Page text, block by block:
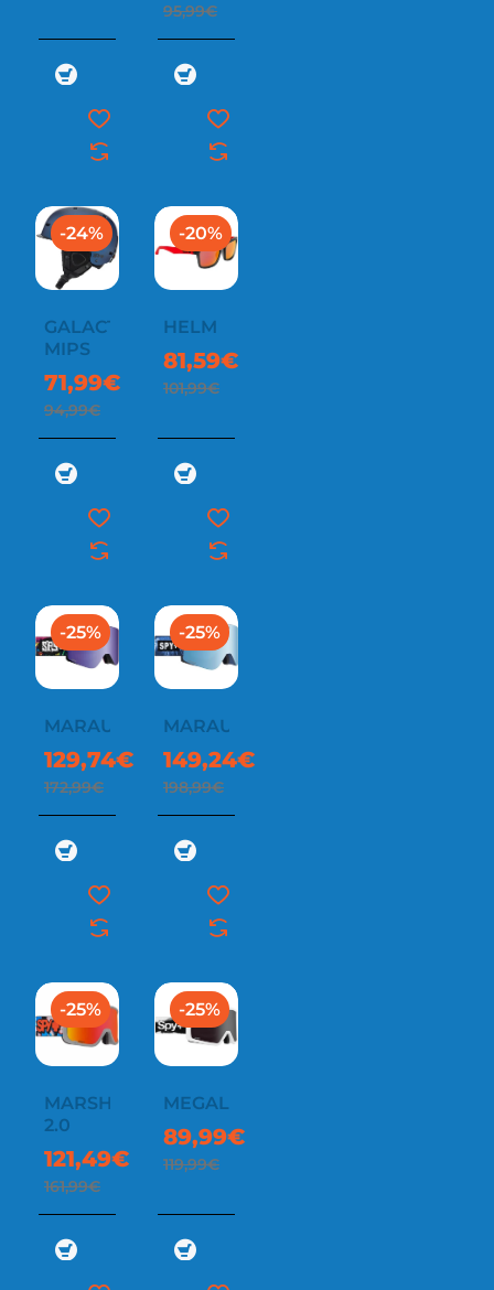
95,99€
-24%
GALACTIC
MIPS
71,99€
94,99€
-20%
HELM
81,59€
101,99€
-25%
MARAUDER
129,74€
172,99€
-25%
MARAUDER
149,24€
198,99€
-25%
MARSHALL
2.0
121,49€
161,99€
-25%
MEGALITH
89,99€
119,99€